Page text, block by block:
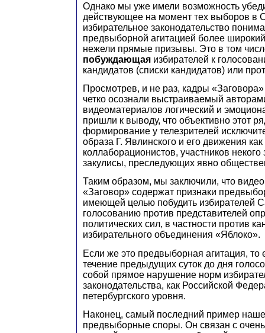
Однако мы уже имели возможность
действующее на момент тех выборов в
избирательное законодательство
предвыборной агитацией более широкий
нежели прямые призывы. Это в том
побуждающая избирателей к
кандидатов (списки кандидатов) или
Просмотрев, и не раз, кадры
четко осознали выстраиваемый
видеоматериалов логический и
пришли к выводу, что объективно этот
формирование у телезрителей
образа Г. Явлинского и его движения
коллаборационистов, участников
закулисы, преследующих явно
Таким образом, мы заключили, что
«Заговор» содержат признаки
имеющей целью побудить избирателей
голосованию против представителей
политических сил, в частности против
избирательного объединения «Яблоко».
Если же это предвыборная агитация, то
течение предыдущих суток до дня
собой прямое нарушение норм
законодательства, как Российской
петербургского уровня.
Наконец, самый последний пример
предвыборные споры. Он связан с